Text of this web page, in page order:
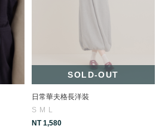
SOLD-OUT
日常華夫格長洋裝
S M
L
NT 1,580